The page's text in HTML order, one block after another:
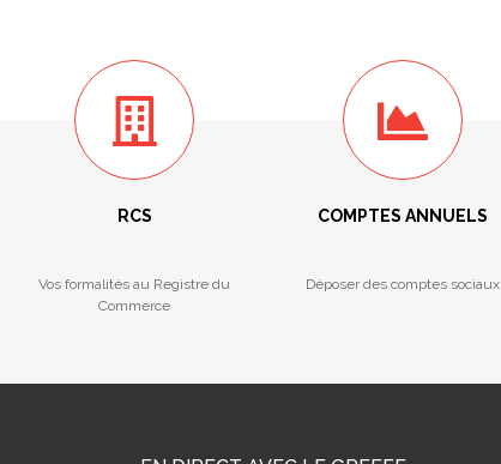
RCS
Vos formalités au Registre du
Commerce
COMPTES ANNUELS
Déposer des comptes sociaux